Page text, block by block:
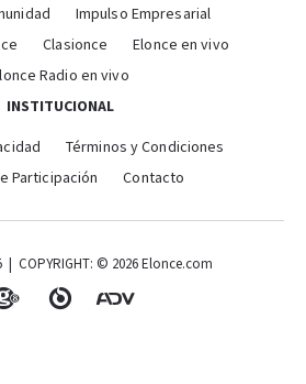
Impulso Empresarial
Clasionce
Elonce en vivo
Radio en vivo
INSTITUCIONAL
Términos y Condiciones
Participación
Contacto
| COPYRIGHT: © 2026 Elonce.com